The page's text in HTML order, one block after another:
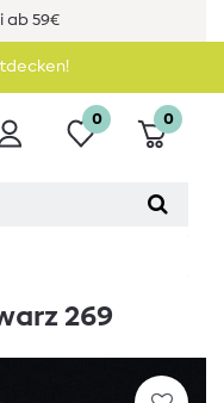
ab 59€
0 0
269